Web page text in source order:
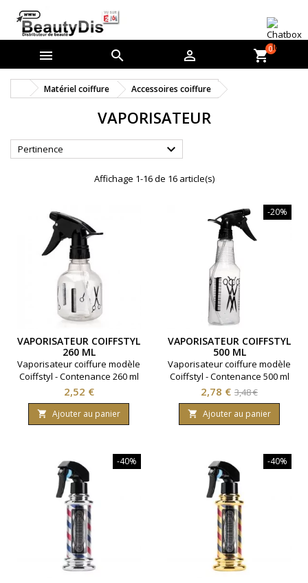
   shopping_cart0
Matériel coiffure Accessoires coiffure
VAPORISATEUR
Pertinence 
Affichage 1-16 de 16 article(s)
VAPORISATEUR COIFFSTYL
260 ML
Vaporisateur coiffure modèle
Coiffstyl - Contenance 260 ml
Prix
2,52 €
 Ajouter au panier
-20%
VAPORISATEUR COIFFSTYL
500 ML
Vaporisateur coiffure modèle
Coiffstyl - Contenance 500 ml
Prix
2,78 € Prix
de
base
3,48 €
 Ajouter au panier
-40% -40%